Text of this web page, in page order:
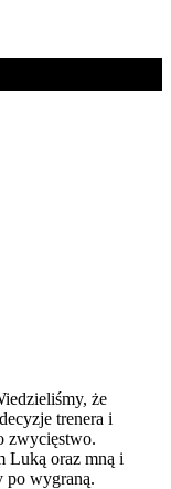
że
trenera i
zwycięstwo.
Luką oraz mną i
po wygraną.